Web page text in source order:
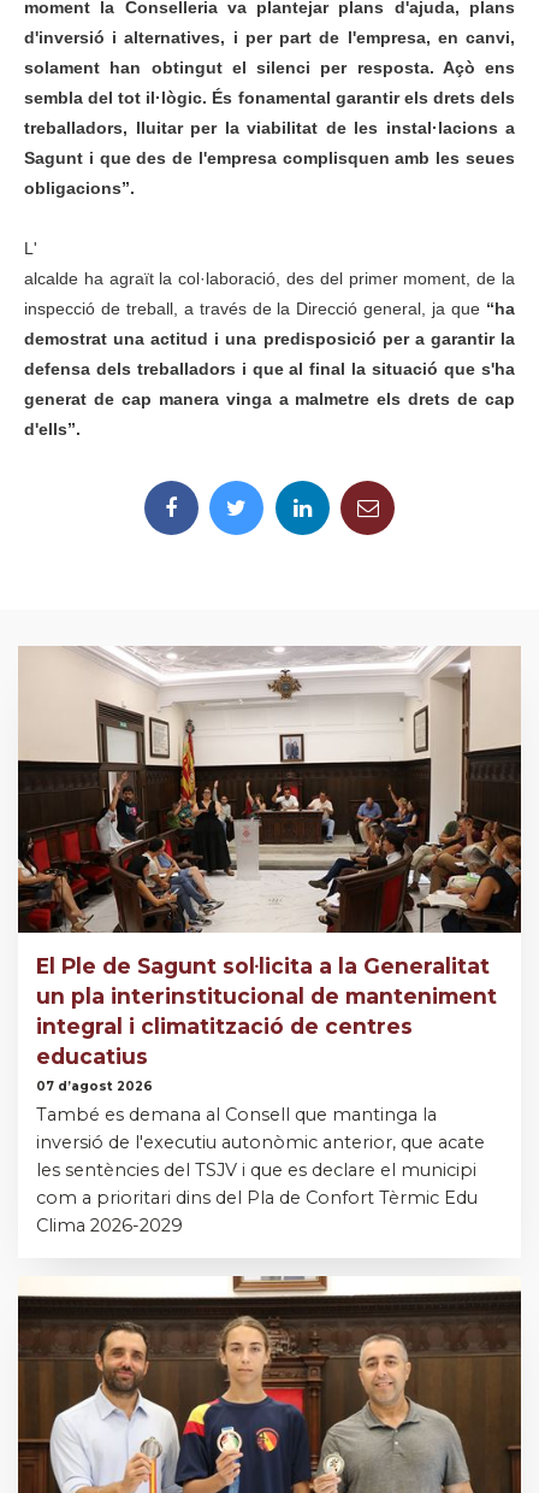
moment la Conselleria va plantejar plans d'ajuda, plans
d'inversió i alternatives, i per part de l'empresa, en canvi,
solament han obtingut el silenci per resposta. Açò ens
sembla del tot il·lògic. És fonamental garantir els drets dels
treballadors, lluitar per la viabilitat de les instal·lacions a
Sagunt i que des de l'empresa complisquen amb les seues
obligacions”.
L'
alcalde ha agraït la col·laboració, des del primer moment, de la
inspecció de treball, a través de la Direcció general, ja que “ha
demostrat una actitud i una predisposició per a garantir la
defensa dels treballadors i que al final la situació que s'ha
generat de cap manera vinga a malmetre els drets de cap
d'ells”.
El Ple de Sagunt sol·licita a la Generalitat
un pla interinstitucional de manteniment
integral i climatització de centres
educatius
07 d’agost 2026
També es demana al Consell que mantinga la
inversió de l'executiu autonòmic anterior, que acate
les sentències del TSJV i que es declare el municipi
com a prioritari dins del Pla de Confort Tèrmic Edu
Clima 2026-2029